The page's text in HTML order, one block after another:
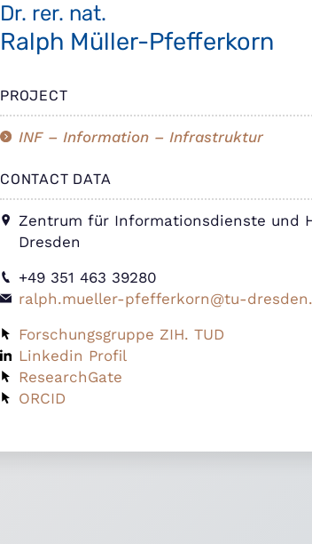
Dr. rer. nat.
Ralph Müller-Pfefferkorn
PROJECT
INF – Information – Infrastruktur
CONTACT DATA
Zentrum für Informationsdienste und
Dresden
+49 351 463 39280
ralph.mueller-pfefferkorn@tu-
Forschungsgruppe ZIH. TUD
Linkedin Profil
ResearchGate
ORCID